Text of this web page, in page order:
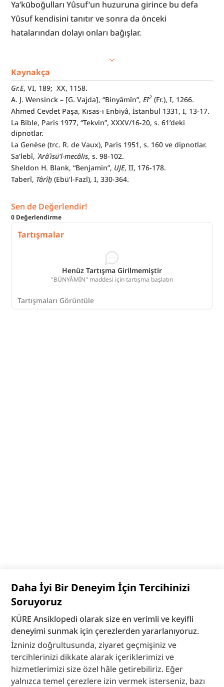
Daha İyi Bir Deneyim İçin Tercihinizi
Soruyoruz
KÜRE Ansiklopedi olarak size en verimli ve keyifli
deneyimi sunmak için çerezlerden yararlanıyoruz.
İzniniz doğrultusunda, ziyaret geçmişiniz ve
tercihlerinizi dikkate alarak içeriklerimizi ve
hizmetlerimizi size özel hâle getirebiliriz. Eğer
yalnızca temel çerezlere izin vermek isterseniz, bazı
Ya‘kūboğulları Yûsuf’un huzuruna girince bu defa
Yûsuf kendisini tanıtır ve sonra da önceki
hatalarından dolayı onları bağışlar.
Kaynakça
Gr.E, VI, 189;  XX, 1158.
A. J. Wensinck – [G. Vajda], “Binyāmīn”, EI2 (Fr.), I, 1266.
Ahmed Cevdet Paşa, Kısas-ı Enbiyâ, İstanbul 1331, I, 13-17.
La Bible, Paris 1977, “Tekvin”, XXXV/16-20, s. 61’deki
dipnotlar.
La Genèse (trc. R. de Vaux), Paris 1951, s. 160 ve dipnotlar.
Sa‘lebî, ʿArâʾisü’l-mecâlis, s. 98-102.
Sheldon H. Blank, “Benjamin”, UJE, II, 176-178.
Taberî, Târîḫ (Ebü’l-Fazl), I, 330-364.
Sen de Değerlendir!
0 Değerlendirme
Tartışmalar
Henüz Tartışma Girilmemiştir
"BÜNYÂMİN" maddesi için tartışma başlatın
Tartışmaları Görüntüle